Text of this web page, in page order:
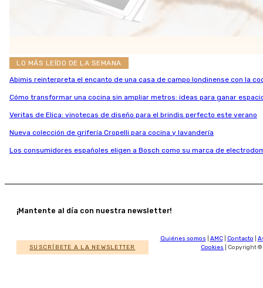
LO MÁS LEÍDO DE LA SEMANA
Abimis reinterpreta el encanto de una casa de campo londinense con la
Cómo transformar una cocina sin ampliar metros: ideas para ganar
Veritas de Elica: vinotecas de diseño para el brindis perfecto este verano
Nueva colección de grifería Cropelli para cocina y lavandería
Los consumidores españoles eligen a Bosch como su marca de
¡Mantente al día con nuestra newsletter!
SUSCRÍBETE A LA NEWSLETTER
Quiénes somos AMC| Contacto
Cookies | Copyright